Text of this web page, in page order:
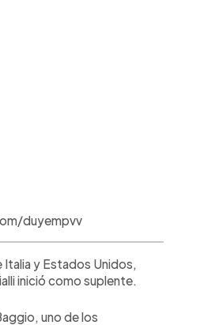
duyempvv
Italia y Estados Unidos,
inició como suplente.
uno de los